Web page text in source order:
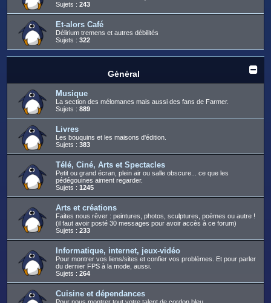
Sujets : 243
Et-alors Café
Délirium tremens et autres débilités
Sujets : 322
Général
Musique
La section des mélomanes mais aussi des fans de Farmer.
Sujets : 889
Livres
Les bouquins et les maisons d'édition.
Sujets : 383
Télé, Ciné, Arts et Spectacles
Petit ou grand écran, plein air ou salle obscure... ce que les
pédégouines aiment regarder.
Sujets : 1245
Arts et créations
Faites nous rêver : peintures, photos, sculptures, poèmes ou autre !
(il faut avoir posté 30 messages pour avoir accès à ce forum)
Sujets : 233
Informatique, internet, jeux-vidéo
Pour montrer vos liens/sites et confier vos problèmes. Et pour parler
du dernier FPS à la mode, aussi.
Sujets : 264
Cuisine et dépendances